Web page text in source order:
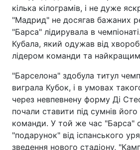
кілька кілограмів, і не дуже
"Мадрид" не досягав бажаних
"Барса" лідирувала в
Кубала, який одужав від
лідером команди та
"Барселона" здобула титул
виграла Кубок, і в умовах
через невпевнену форму Ді
почали ставити під сумнів
команди. У той же час "Барса"
"подарунок" від іспанського
зведення нового стадіону,